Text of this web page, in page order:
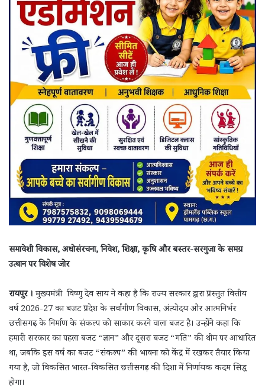
समावेशी विकास, अधोसंरचना, निवेश, शिक्षा, कृषि और बस्तर-सरगुजा के समग्र
उत्थान पर विशेष जोर
रायपुर । मुख्यमंत्री विष्णु देव साय ने कहा है कि राज्य सरकार द्वारा प्रस्तुत वित्तीय
वर्ष 2026-27 का बजट प्रदेश के सर्वांगीण विकास, अंत्योदय और आत्मनिर्भर
छत्तीसगढ़ के निर्माण के संकल्प को साकार करने वाला बजट है। उन्होंने कहा कि
हमारी सरकार का पहला बजट “ज्ञान” और दूसरा बजट “गति” की थीम पर आधारित
था, जबकि इस वर्ष का बजट “संकल्प” की भावना को केंद्र में रखकर तैयार किया
गया है, जो विकसित भारत-विकसित छत्तीसगढ़ की दिशा में निर्णायक कदम सिद्ध
होगा।